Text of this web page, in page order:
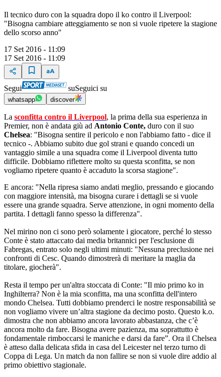
Il tecnico duro con la squadra dopo il ko contro il Liverpool:
"Bisogna cambiare atteggiamento se non si vuole ripetere la stagione
dello scorso anno"
17 Set 2016 - 11:09
17 Set 2016 - 11:09
Segui suSeguici su
whatsapp discover
La sconfitta contro il Liverpool, la prima della sua esperienza in
Premier, non è andata giù ad Antonio Conte, duro con il suo
Chelsea: "Bisogna sentire il pericolo e non l'abbiamo fatto - dice il
tecnico -. Abbiamo subito due gol strani e quando concedi un
vantaggio simile a una squadra come il Liverpool diventa tutto
difficile. Dobbiamo riflettere molto su questa sconfitta, se non
vogliamo ripetere quanto è accaduto la scorsa stagione".
E ancora: "Nella ripresa siamo andati meglio, pressando e giocando
con maggiore intensità, ma bisogna curare i dettagli se si vuole
essere una grande squadra. Serve attenzione, in ogni momento della
partita. I dettagli fanno spesso la differenza".
Nel mirino non ci sono però solamente i giocatore, perché lo stesso
Conte è stato attaccato dai media britannici per l'esclusione di
Fabregas, entrato solo negli ultimi minuti: "Nessuna preclusione nei
confronti di Cesc. Quando dimostrerà di meritare la maglia da
titolare, giocherà".
Resta il tempo per un'altra stoccata di Conte: "Il mio primo ko in
Inghilterra? Non è la mia sconfitta, ma una sconfitta dell'intero
mondo Chelsea. Tutti dobbiamo prenderci le nostre responsabilità se
non vogliamo vivere un’altra stagione da decimo posto. Questo k.o.
dimostra che non abbiamo ancora lavorato abbastanza, che c’è
ancora molto da fare. Bisogna avere pazienza, ma soprattutto è
fondamentale rimboccarsi le maniche e darsi da fare”. Ora il Chelsea
è atteso dalla delicata sfida in casa del Leicester nel terzo turno di
Coppa di Lega. Un match da non fallire se non si vuole dire addio al
primo obiettivo stagionale.